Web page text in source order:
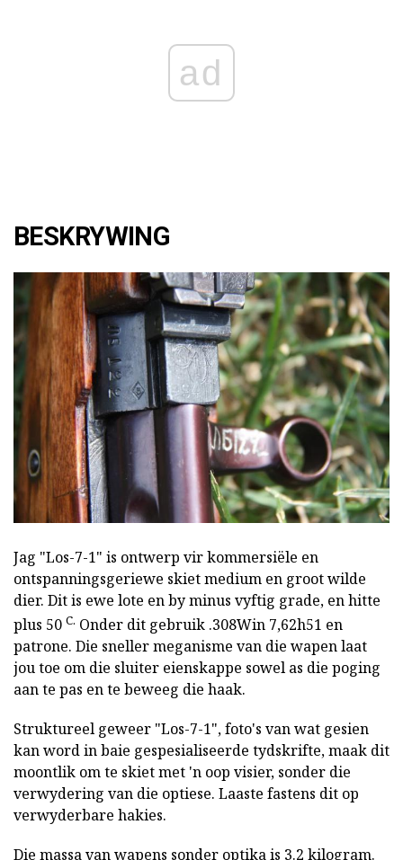
ad
BESKRYWING
Jag "Los-7-1" is ontwerp vir kommersiële en
ontspanningsgeriewe skiet medium en groot wilde
dier. Dit is ewe lote en by minus vyftig grade, en hitte
plus 50 C. Onder dit gebruik .308Win 7,62h51 en
patrone. Die sneller meganisme van die wapen laat
jou toe om die sluiter eienskappe sowel as die poging
aan te pas en te beweeg die haak.
Struktureel geweer "Los-7-1", foto's van wat gesien
kan word in baie gespesialiseerde tydskrifte, maak dit
moontlik om te skiet met 'n oop visier, sonder die
verwydering van die optiese. Laaste fastens dit op
verwyderbare hakies.
Die massa van wapens sonder optika is 3.2 kilogram.